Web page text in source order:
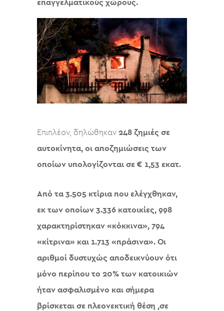
επαγγελματικούς χώρους.
Επιπλέον, δηλώθηκαν 248 ζημιές σε
αυτοκίνητα, οι αποζημιώσεις των
οποίων υπολογίζονται σε € 1,53 εκατ.
Από τα 3.505 κτίρια που ελέγχθηκαν,
εκ των οποίων 3.336 κατοικίες, 998
χαρακτηρίστηκαν «κόκκινα», 794
«κίτρινα» και 1.713 «πράσινα». Οι
αριθμοί δυστυχώς αποδεικνύουν ότι
μόνο περίπου το 20% των κατοικιών
ήταν ασφαλισμένο και σήμερα
βρίσκεται σε πλεονεκτική θέση ,σε